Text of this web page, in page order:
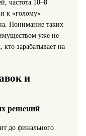
частота 10–8
к «голому»
Понимание таких
уже не
зарабатывает на
и
решений
до финального